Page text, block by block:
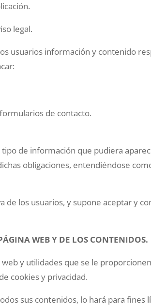
legal.
usuarios información y contenido
de contacto.
de información que pudiera
obligaciones, entendiéndose
de los usuarios, y supone aceptar y
WEB Y DE LOS CONTENIDOS.
y utilidades que se le
cookies y privacidad.
sus contenidos, lo hará para